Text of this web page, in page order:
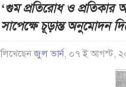
‘গুম প্রতিরোধ ও
সাপেক্ষে চূড়ান্ত অনুমোদন
লিখেছেনজুল ভার্ন, ০৭ ই আগস্ট,